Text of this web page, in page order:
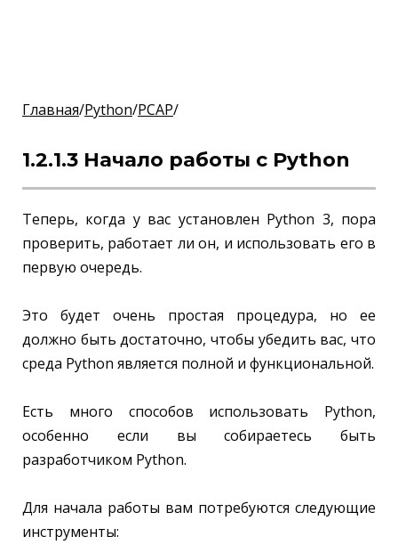
Главная/Python/PCAP/
1.2.1.3 Начало работы с Python
Теперь, когда у вас установлен Python 3, пора
проверить, работает ли он, и использовать его в
первую очередь.
Это будет очень простая процедура, но ее
должно быть достаточно, чтобы убедить вас, что
среда Python является полной и функциональной.
Есть много способов использовать Python,
особенно если вы собираетесь быть
разработчиком Python.
Для начала работы вам потребуются следующие
инструменты: